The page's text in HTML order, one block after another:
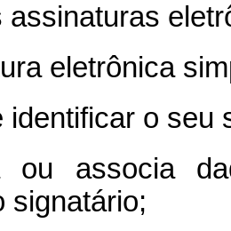
assinaturas
eletrônica
identificar o seu
ou associa
signatário;